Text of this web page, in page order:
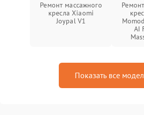
Ремонт массажного
кресла Xiaomi
Joypal V1
AI
Показать все